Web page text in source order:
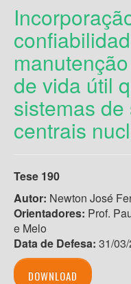
de vida útil
sistemas
centrais
Tese 190
Autor: Newton José
Orientadores: Prof.
e Melo
Data de Defesa: 31/
DOWNLOAD